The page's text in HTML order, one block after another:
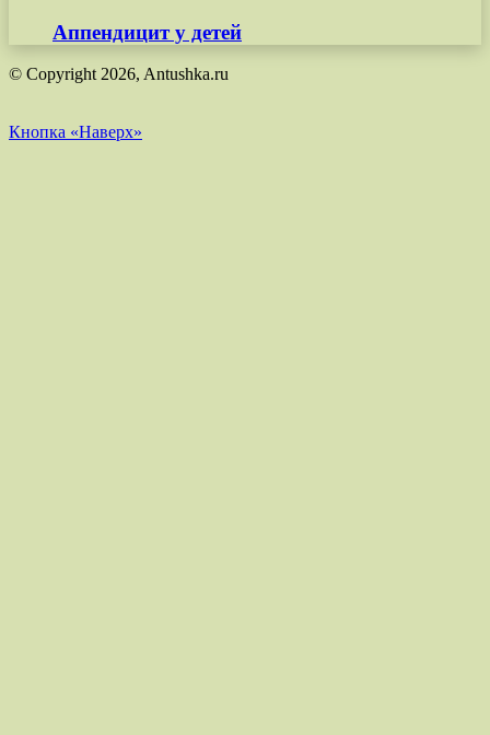
Аппендицит у детей
© Copyright 2026, Antushka.ru
Кнопка «Наверх»